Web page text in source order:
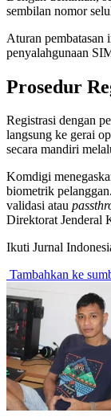
sembilan nomor
Aturan pembatasan
penyalahgunaan
Prosedur
Registrasi dengan
langsung ke gerai
secara mandiri
Komdigi
biometrik
validasi atau
Direktorat Jenderal
Ikuti Jurnal
Tambahkan ke